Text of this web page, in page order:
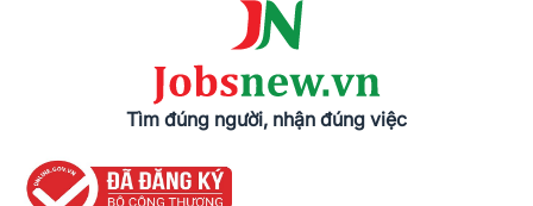
Tìm đúng người, nhận đúng việc